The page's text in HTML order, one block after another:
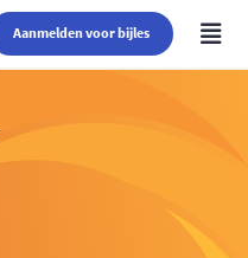
Aanmelden voor bijles